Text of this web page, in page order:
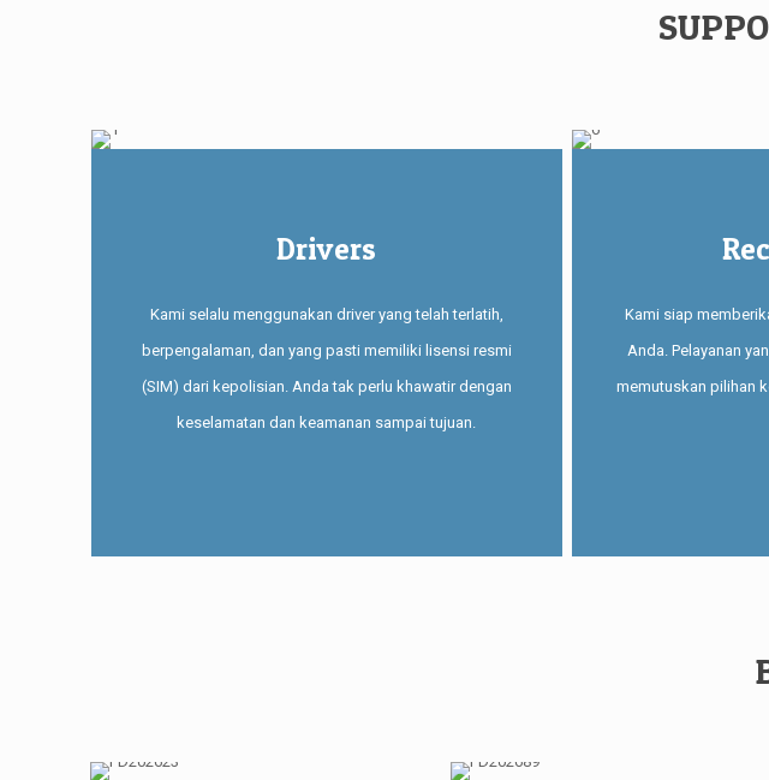
Drivers
Kami selalu menggunakan driver yang telah terlatih,
berpengalaman, dan yang pasti memiliki lisensi resmi
(SIM) dari kepolisian. Anda tak perlu khawatir dengan
keselamatan dan keamanan sampai tujuan.
Kami siap
Anda. Pelayanan
memutuskan pilihan